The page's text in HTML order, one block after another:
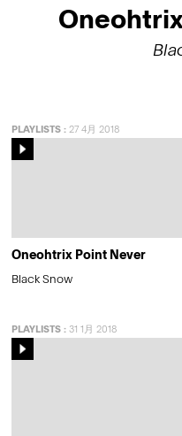
PLAYLISTS : 27 4月 2018
Oneohtrix Point Never
Black Snow
PLAYLISTS : 31 1月 2018